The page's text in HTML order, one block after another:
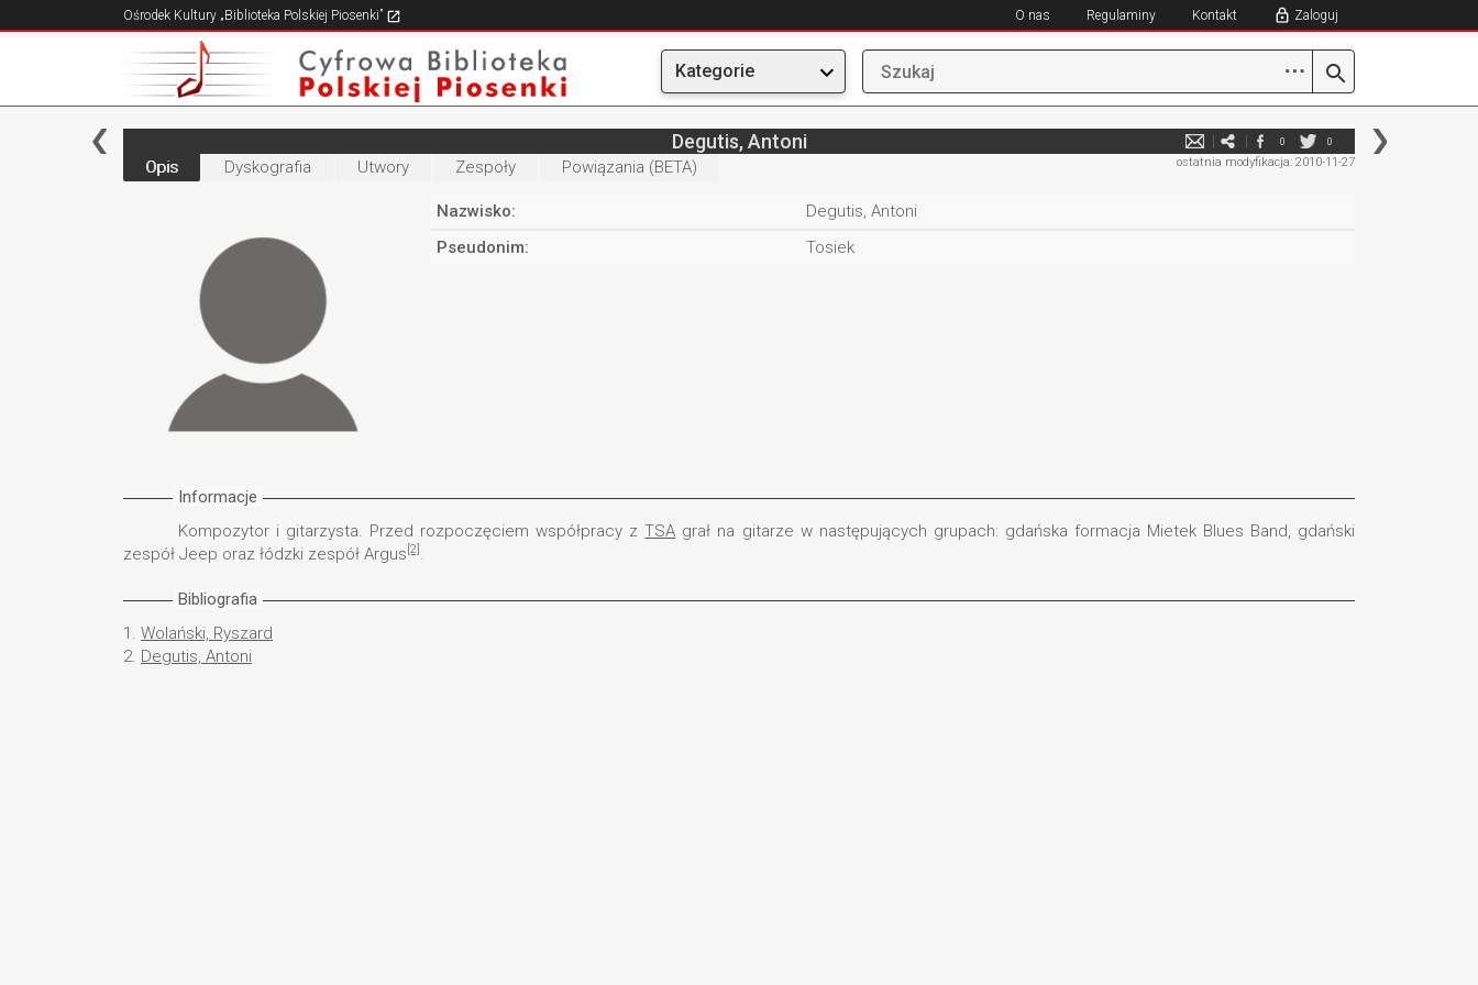
Ośrodek Kultury „Biblioteka Polskiej Piosenki” O nas Regulaminy Kontakt Zaloguj
Kategorie ⋯
Degutis, Antoni 0 0
ostatnia modyfikacja: 2010-11-27
Opis Dyskografia Utwory Zespoły Powiązania (BETA)
Nazwisko:
Degutis, Antoni
Pseudonim:
Tosiek
Informacje
Kompozytor i gitarzysta. Przed rozpoczęciem współpracy zTSA grał na gitarze w następujących grupach: gdańska formacja Mietek Blues Band, gdański
zespół Jeep oraz łódzki zespół Argus [2] .
Bibliografia
1. Wolański, Ryszard
2. Degutis, Antoni